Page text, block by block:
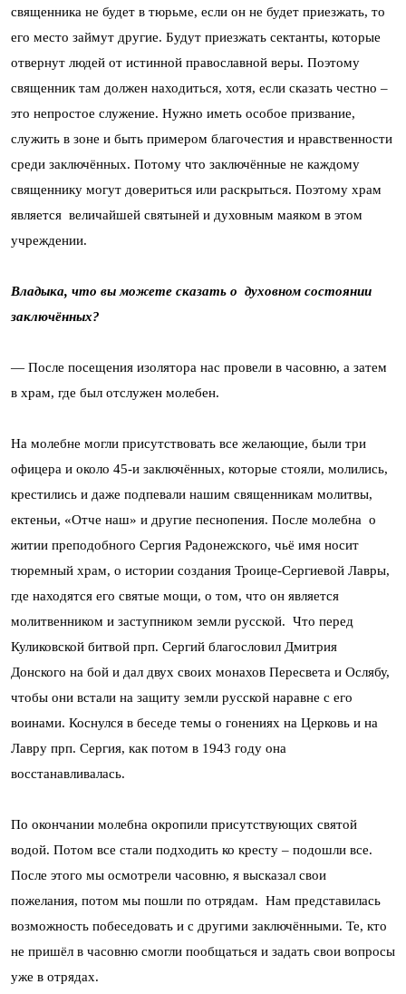
священника не будет в тюрьме, если он не будет приезжать, то
его место займут другие. Будут приезжать сектанты, которые
отвернут людей от истинной православной веры. Поэтому
священник там должен находиться, хотя, если сказать честно –
это непростое служение. Нужно иметь особое призвание,
служить в зоне и быть примером благочестия и нравственности
среди заключённых. Потому что заключённые не каждому
священнику могут довериться или раскрыться. Поэтому храм
является величайшей святыней и духовным маяком в этом
учреждении.
Владыка, что вы можете сказать о духовном состоянии
заключённых?
— После посещения изолятора нас провели в часовню, а затем
в храм, где был отслужен молебен.
На молебне могли присутствовать все желающие, были три
офицера и около 45-и заключённых, которые стояли, молились,
крестились и даже подпевали нашим священникам молитвы,
ектеньи, «Отче наш» и другие песнопения. После молебна о
житии преподобного Сергия Радонежского, чьё имя носит
тюремный храм, о истории создания Троице-Сергиевой Лавры,
где находятся его святые мощи, о том, что он является
молитвенником и заступником земли русской. Что перед
Куликовской битвой прп. Сергий благословил Дмитрия
Донского на бой и дал двух своих монахов Пересвета и Ослябу,
чтобы они встали на защиту земли русской наравне с его
воинами. Коснулся в беседе темы о гонениях на Церковь и на
Лавру прп. Сергия, как потом в 1943 году она
восстанавливалась.
По окончании молебна окропили присутствующих святой
водой. Потом все стали подходить ко кресту – подошли все.
После этого мы осмотрели часовню, я высказал свои
пожелания, потом мы пошли по отрядам. Нам представилась
возможность побеседовать и с другими заключёнными. Те, кто
не пришёл в часовню смогли пообщаться и задать свои вопросы
уже в отрядах.